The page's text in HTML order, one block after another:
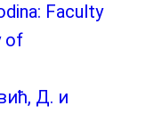
Faculty
of
Д. и